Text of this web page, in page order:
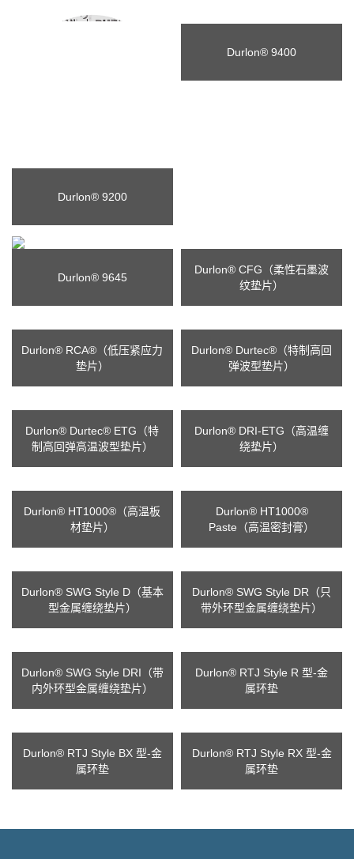
Durlon® 9200
Durlon® 9400
Durlon® 9645
Durlon® CFG（柔性石墨波
纹垫片）
Durlon® RCA®（低压紧应力
垫片）
Durlon® Durtec®（特制高回
弹波型垫片）
Durlon® Durtec® ETG（特
制高回弹高温波型垫片）
Durlon® DRI-ETG（高温缠
绕垫片）
Durlon® HT1000®（高温板
材垫片）
Durlon® HT1000®
Paste（高温密封膏）
Durlon® SWG Style D（基本
型金属缠绕垫片）
Durlon® SWG Style DR（只
带外环型金属缠绕垫片）
Durlon® SWG Style DRI（带
内外环型金属缠绕垫片）
Durlon® RTJ Style R 型-金
属环垫
Durlon® RTJ Style BX 型-金
属环垫
Durlon® RTJ Style RX 型-金
属环垫